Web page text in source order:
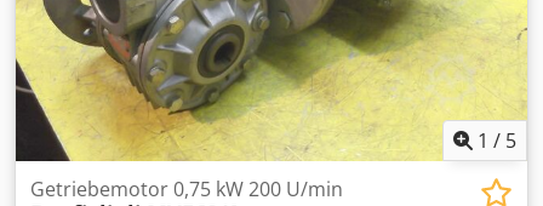
1 / 5
Getriebemotor 0,75 kW 200 U/min